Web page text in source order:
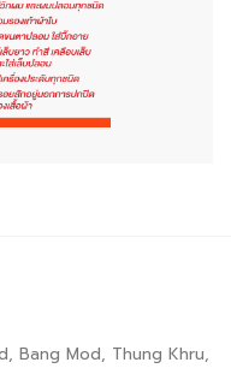
Bang Mod, Thung Khru,